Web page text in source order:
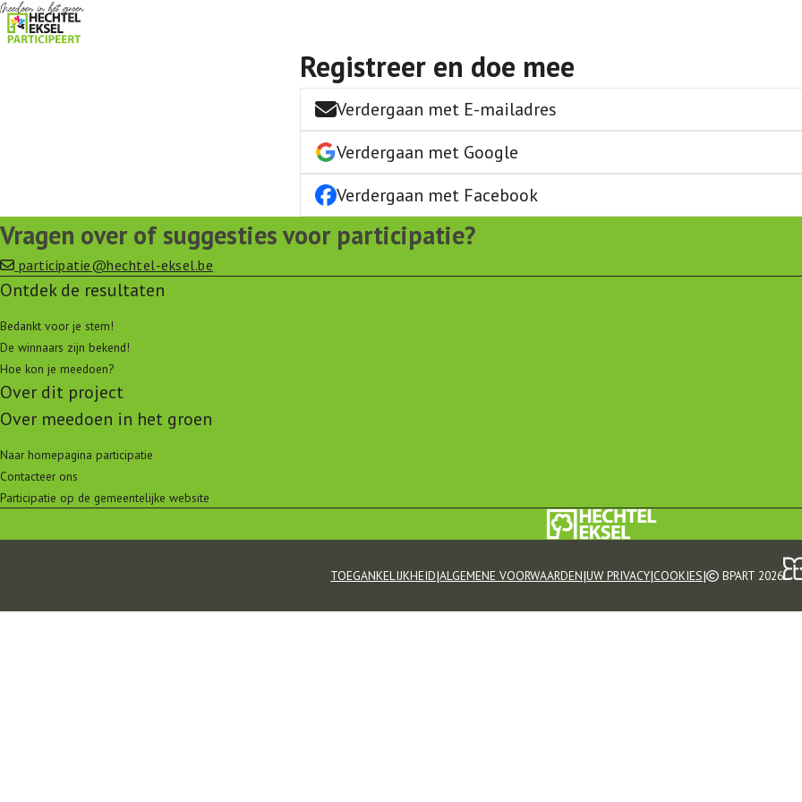
Registreer en doe mee
Verdergaan met E-mailadres
Verdergaan met Google
Verdergaan met Facebook
Vragen over of suggesties voor participatie?
participatie@hechtel-eksel.be
Ontdek de resultaten
Bedankt voor je stem!
De winnaars zijn bekend!
Hoe kon je meedoen?
Over dit project
Over meedoen in het groen
Naar homepagina participatie
Contacteer ons
Participatie op de gemeentelijke website
TOEGANKELIJKHEID|ALGEMENE VOORWAARDEN|UW PRIVACY|COOKIES| BPART 2026